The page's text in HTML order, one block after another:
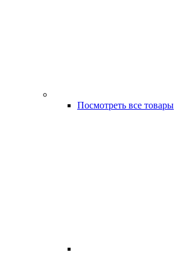
Посмотреть все товары